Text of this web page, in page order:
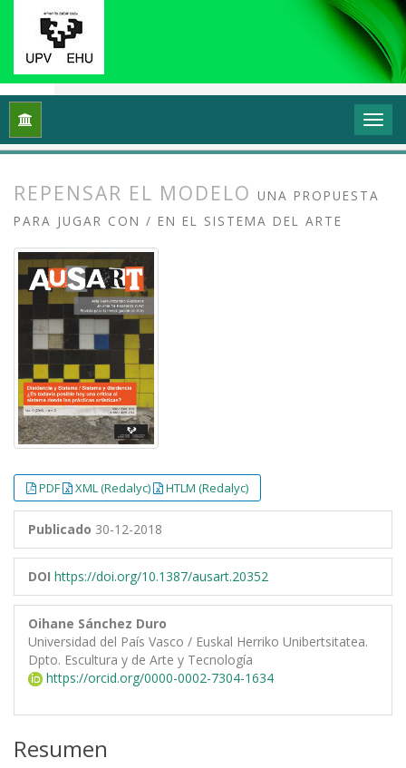
Inicio Vol. 6 Núm. 2 (2018): Disidencia y
REPENSAR EL MODELO UNA PROPUESTA
PARA JUGAR CON / EN EL SISTEMA DEL ARTE
PDF XML (Redalyc) HTLM (Redalyc)
Publicado 30-12-2018
DOI https://doi.org/10.1387/ausart.20352
Oihane Sánchez Duro
Universidad del País Vasco / Euskal Herriko Unibertsitatea.
Dpto. Escultura y de Arte y Tecnología
https://orcid.org/0000-0002-7304-1634
Resumen